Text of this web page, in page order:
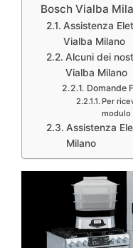
Bosch Vialba
Assistenza
Vialba Milano
Alcuni dei
Vialba Milano
Domande
Per
modulo
Assistenza
Milano